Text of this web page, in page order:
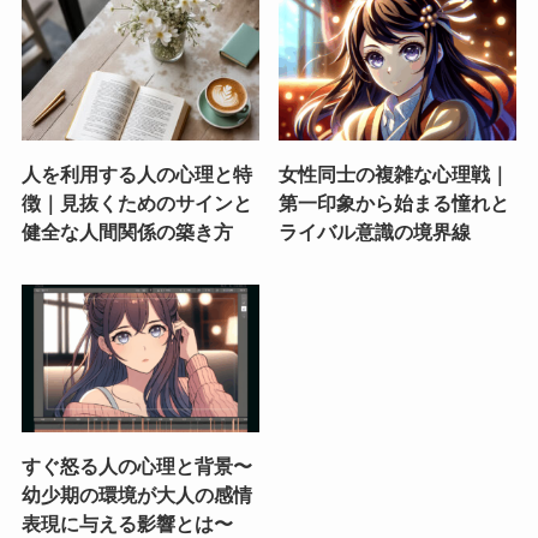
人を利用する人の心理と特
徴｜見抜くためのサインと
健全な人間関係の築き方
女性同士の複雑な心理戦｜
第一印象から始まる憧れと
ライバル意識の境界線
すぐ怒る人の心理と背景〜
幼少期の環境が大人の感情
表現に与える影響とは〜